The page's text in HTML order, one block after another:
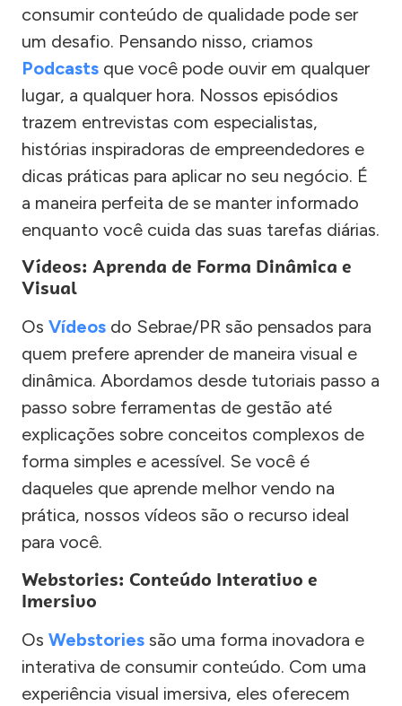
consumir conteúdo de qualidade pode ser
um desafio. Pensando nisso, criamos
Podcasts que você pode ouvir em qualquer
lugar, a qualquer hora. Nossos episódios
trazem entrevistas com especialistas,
histórias inspiradoras de empreendedores e
dicas práticas para aplicar no seu negócio. É
a maneira perfeita de se manter informado
enquanto você cuida das suas tarefas diárias.
Vídeos: Aprenda de Forma Dinâmica e
Visual
Os Vídeos do Sebrae/PR são pensados para
quem prefere aprender de maneira visual e
dinâmica. Abordamos desde tutoriais passo a
passo sobre ferramentas de gestão até
explicações sobre conceitos complexos de
forma simples e acessível. Se você é
daqueles que aprende melhor vendo na
prática, nossos vídeos são o recurso ideal
para você.
Webstories: Conteúdo Interativo e
Imersivo
Os Webstories são uma forma inovadora e
interativa de consumir conteúdo. Com uma
experiência visual imersiva, eles oferecem